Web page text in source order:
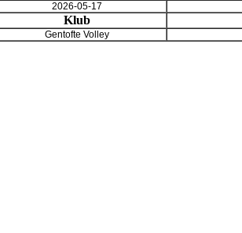
2026-05-17
Klub
Gentofte Volley